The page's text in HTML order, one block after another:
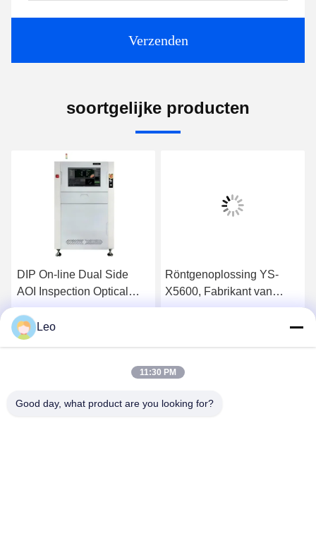
Verzenden
soortgelijke producten
DIP On-line Dual Side
AOI Inspection Optical
System Machine
Röntgenoplossing YS-
X5600, Fabrikant van
Microfocus
Röntgeninspectiesystemen
Leo
11:30 PM
Good day, what product are you looking for?